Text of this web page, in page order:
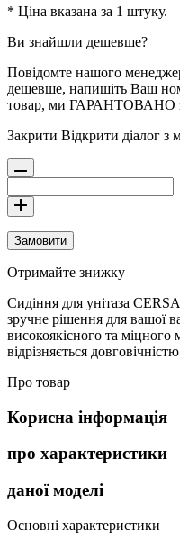
* Ціна вказана за 1 штуку.
Ви знайшли дешевше?
Повідомте нашого
дешевше, напишіть Ваш
товар, ми ГАРАНТОВАНО
Закрити Відкрити діалог з
Замовити
Отримайте знижку
Сидіння для унітаза
зручне рішення для вашої
високоякісного та міцного
відрізняється
Про товар
Корисна інформація
про характеристики
даної моделі
Основні характеристики